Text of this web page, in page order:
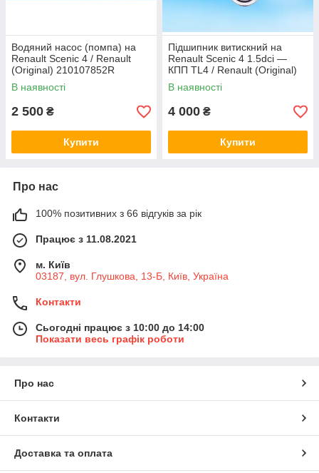
Водяний насос (помпа) на
Renault Scenic 4 / Renault
(Original) 210107852R
В наявності
2 500 ₴
Купити
Підшипник витискний на
Renault Scenic 4 1.5dci —
КПП TL4 / Renault (Original)
306205974R
В наявності
4 000 ₴
Купити
Про нас
100% позитивних з 66 відгуків за рік
Працює з 11.08.2021
м. Київ
03187, вул. Глушкова, 13-Б, Київ, Україна
Контакти
Сьогодні працює з 10:00 до 14:00
Показати весь графік роботи
Про нас
Контакти
Доставка та оплата